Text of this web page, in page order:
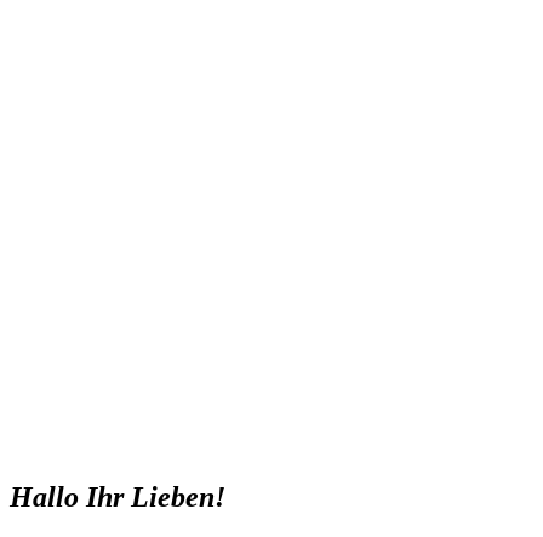
Hallo Ihr Lieben!